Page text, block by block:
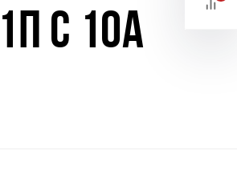
C 10А